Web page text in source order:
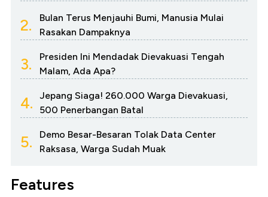
2.
Bulan Terus Menjauhi Bumi, Manusia Mulai
Rasakan Dampaknya
3.
Presiden Ini Mendadak Dievakuasi Tengah
Malam, Ada Apa?
4.
Jepang Siaga! 260.000 Warga Dievakuasi,
500 Penerbangan Batal
5.
Demo Besar-Besaran Tolak Data Center
Raksasa, Warga Sudah Muak
Features